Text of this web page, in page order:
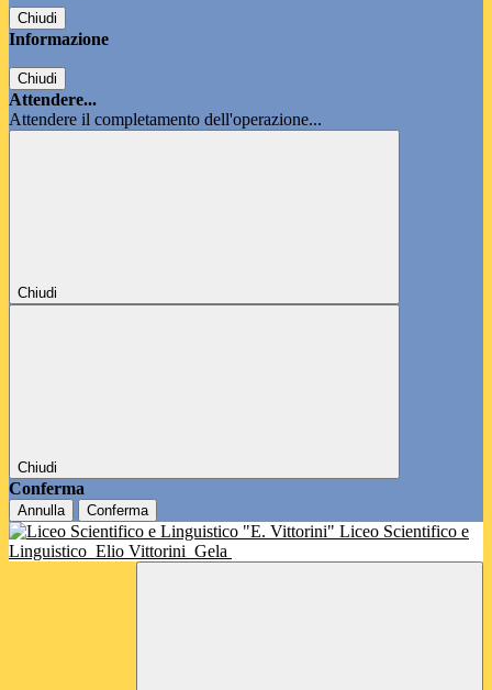
Chiudi
Informazione
Chiudi
Attendere...
Attendere il completamento dell'operazione...
Chiudi
Chiudi
Conferma
Annulla Conferma
Liceo Scientifico e
Linguistico Elio Vittorini Gela